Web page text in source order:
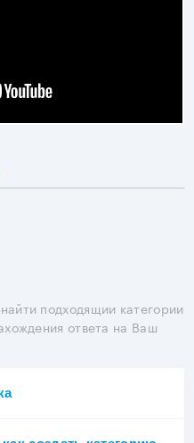
подходящии категории
ответа на Ваш